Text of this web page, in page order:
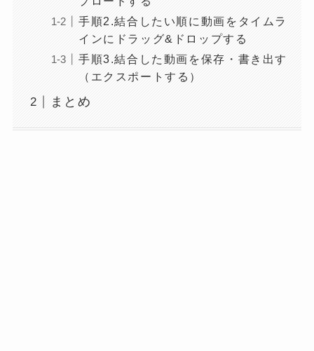
手順2.結合したい順に動画をタイムラ
インにドラッグ&ドロップする
手順3.結合した動画を保存・書き出す
（エクスポートする）
まとめ